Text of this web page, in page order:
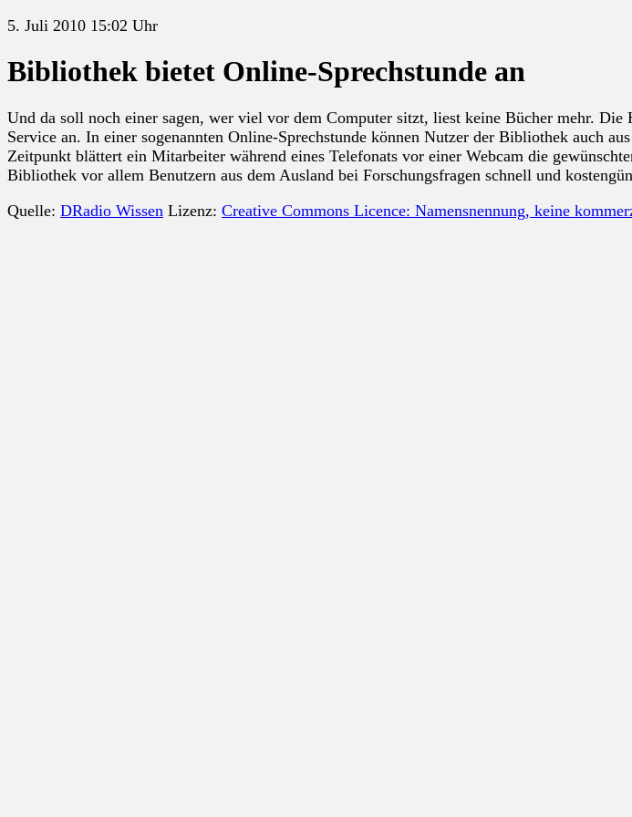
5. Juli 2010 15:02 Uhr
Bibliothek bietet Online-Sprechstunde an
Und da soll noch einer sagen, wer viel vor dem Computer sitzt, liest keine Bücher mehr.
Service an. In einer sogenannten Online-Sprechstunde können Nutzer der Bibliothek auch
Zeitpunkt blättert ein Mitarbeiter während eines Telefonats vor einer Webcam die
Bibliothek vor allem Benutzern aus dem Ausland bei Forschungsfragen schnell und
Quelle: DRadio Wissen Lizenz: Creative Commons Licence: Namensnennung, keine